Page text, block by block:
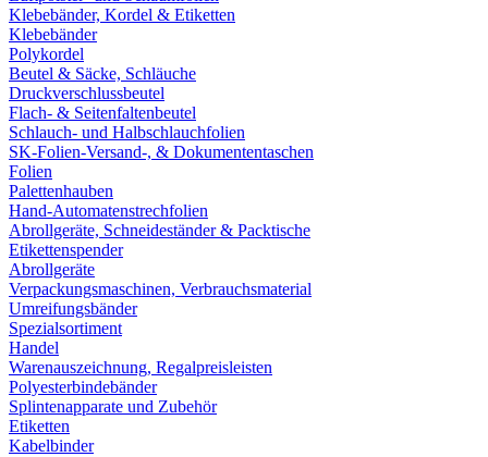
Klebebänder, Kordel & Etiketten
Klebebänder
Polykordel
Beutel & Säcke, Schläuche
Druckverschlussbeutel
Flach- & Seitenfaltenbeutel
Schlauch- und Halbschlauchfolien
SK-Folien-Versand-, & Dokumententaschen
Folien
Palettenhauben
Hand-Automatenstrechfolien
Abrollgeräte, Schneideständer & Packtische
Etikettenspender
Abrollgeräte
Verpackungsmaschinen, Verbrauchsmaterial
Umreifungsbänder
Spezialsortiment
Handel
Warenauszeichnung, Regalpreisleisten
Polyesterbindebänder
Splintenapparate und Zubehör
Etiketten
Kabelbinder